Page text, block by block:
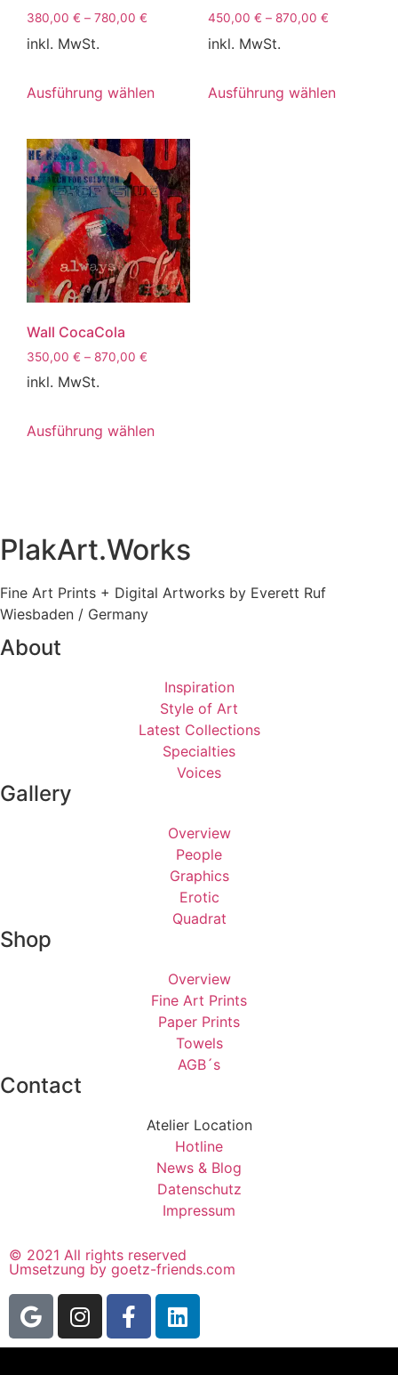
380,00 € – 780,00 €
inkl. MwSt.
Ausführung wählen
450,00 € – 870,00 €
inkl. MwSt.
Ausführung wählen
Wall CocaCola
350,00 € – 870,00 €
inkl. MwSt.
Ausführung wählen
PlakArt.Works
Fine Art Prints + Digital Artworks by Everett Ruf
Wiesbaden / Germany
About
Inspiration
Style of Art
Latest Collections
Specialties
Voices
Gallery
Overview
People
Graphics
Erotic
Quadrat
Shop
Overview
Fine Art Prints
Paper Prints
Towels
AGB´s
Contact
Atelier Location
Hotline
News & Blog
Datenschutz
Impressum
© 2021 All rights reserved
Umsetzung by goetz-friends.com